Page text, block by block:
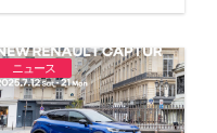
ニュース